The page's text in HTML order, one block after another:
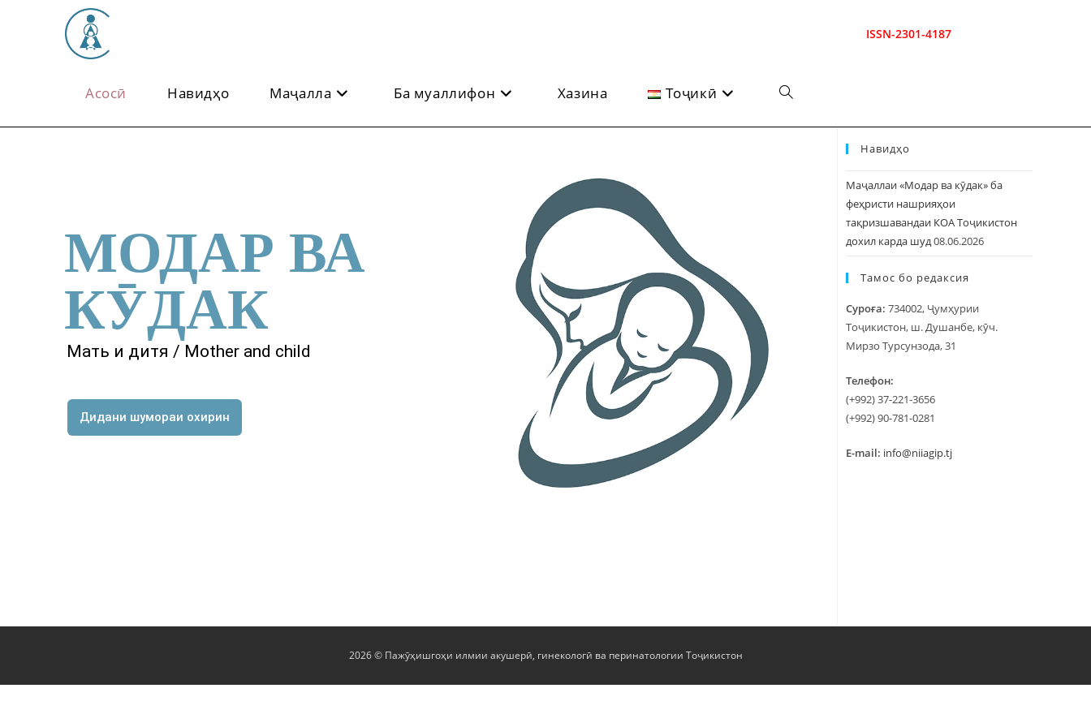
ISSN-2301-4187
Асосӣ Навидҳо Маҷалла Ба муаллифон Хазина Тоҷикӣ
МОДАР ВА
КӮДАК
Мать и дитя / Mother and child
Дидани шумораи охирин
Навидҳо
Маҷаллаи «Модар ва кӯдак» ба
феҳристи нашрияҳои
тақризшавандаи КОА Тоҷикистон
дохил карда шуд08.06.2026
Тамос бо редаксия
Суроға: 734002, Ҷумҳурии
Тоҷикистон, ш. Душанбе, кӯч.
Мирзо Турсунзода, 31
Телефон:
(+992) 37-221-3656
(+992) 90-781-0281
E-mail: info@niiagip.tj
2026 © Пажӯҳишгоҳи илмии акушерӣ, гинекологӣ ва перинатологии Тоҷикистон